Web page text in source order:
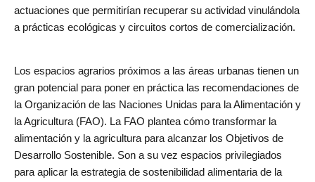
actuaciones que permitirían recuperar su actividad vinulándola
a prácticas ecológicas y circuitos cortos de comercialización.
Los espacios agrarios próximos a las áreas urbanas tienen un
gran potencial para poner en práctica las recomendaciones de
la Organización de las Naciones Unidas para la Alimentación y
la Agricultura (FAO). La FAO plantea cómo transformar la
alimentación y la agricultura para alcanzar los Objetivos de
Desarrollo Sostenible. Son a su vez espacios privilegiados
para aplicar la estrategia de sostenibilidad alimentaria de la